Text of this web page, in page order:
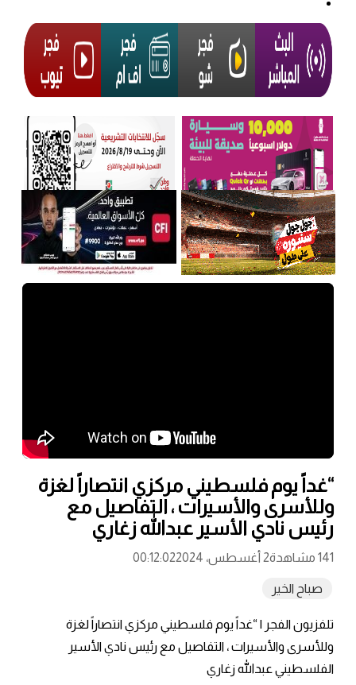
“غداً يوم فلسطيني مركزي انتصاراً لغزة
وللأسرى والأسيرات ، التفاصيل مع
رئيس نادي الأسير عبدالله زغاري
141 مشاهدة 2 أغسطس، 2024 00:12:02
صباح الخير
تلفزيون الفجر | “غداً يوم فلسطيني مركزي انتصاراً لغزة
وللأسرى والأسيرات ، التفاصيل مع رئيس نادي الأسير
الفلسطيني عبدالله زغاري